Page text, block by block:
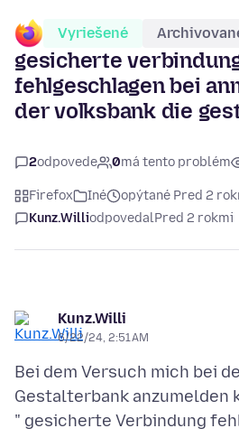
Vyriešené
gesicherte
fehlgeschlagen bei
der volksbank die
2odpovede 0má tento problém
Firefox Iné
opýtané Pred 2
Kunz.WilliodpovedalPred 2 rokmi
Kunz.Willi
6/22/24, 2:51 AM
Bei dem Versuch mich bei
Gestalterbank anzumelden